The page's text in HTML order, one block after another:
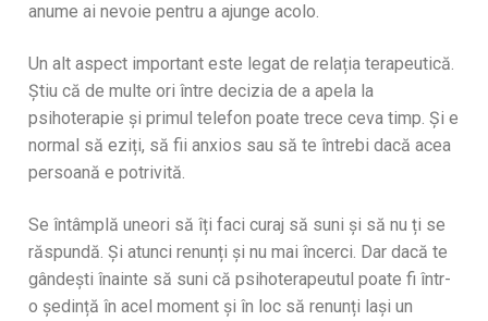
anume ai nevoie pentru a ajunge acolo.
Un alt aspect important este legat de relația terapeutică.
Știu că de multe ori între decizia de a apela la
psihoterapie și primul telefon poate trece ceva timp. Și e
normal să eziți, să fii anxios sau să te întrebi dacă acea
persoană e potrivită.
Se întâmplă uneori să îți faci curaj să suni și să nu ți se
răspundă. Și atunci renunți și nu mai încerci. Dar dacă te
gândești înainte să suni că psihoterapeutul poate fi într-
o ședință în acel moment și în loc să renunți lași un